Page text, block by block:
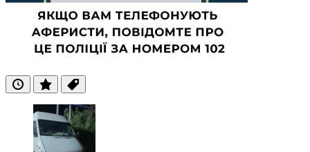
ОстанніПопулярні
Теги